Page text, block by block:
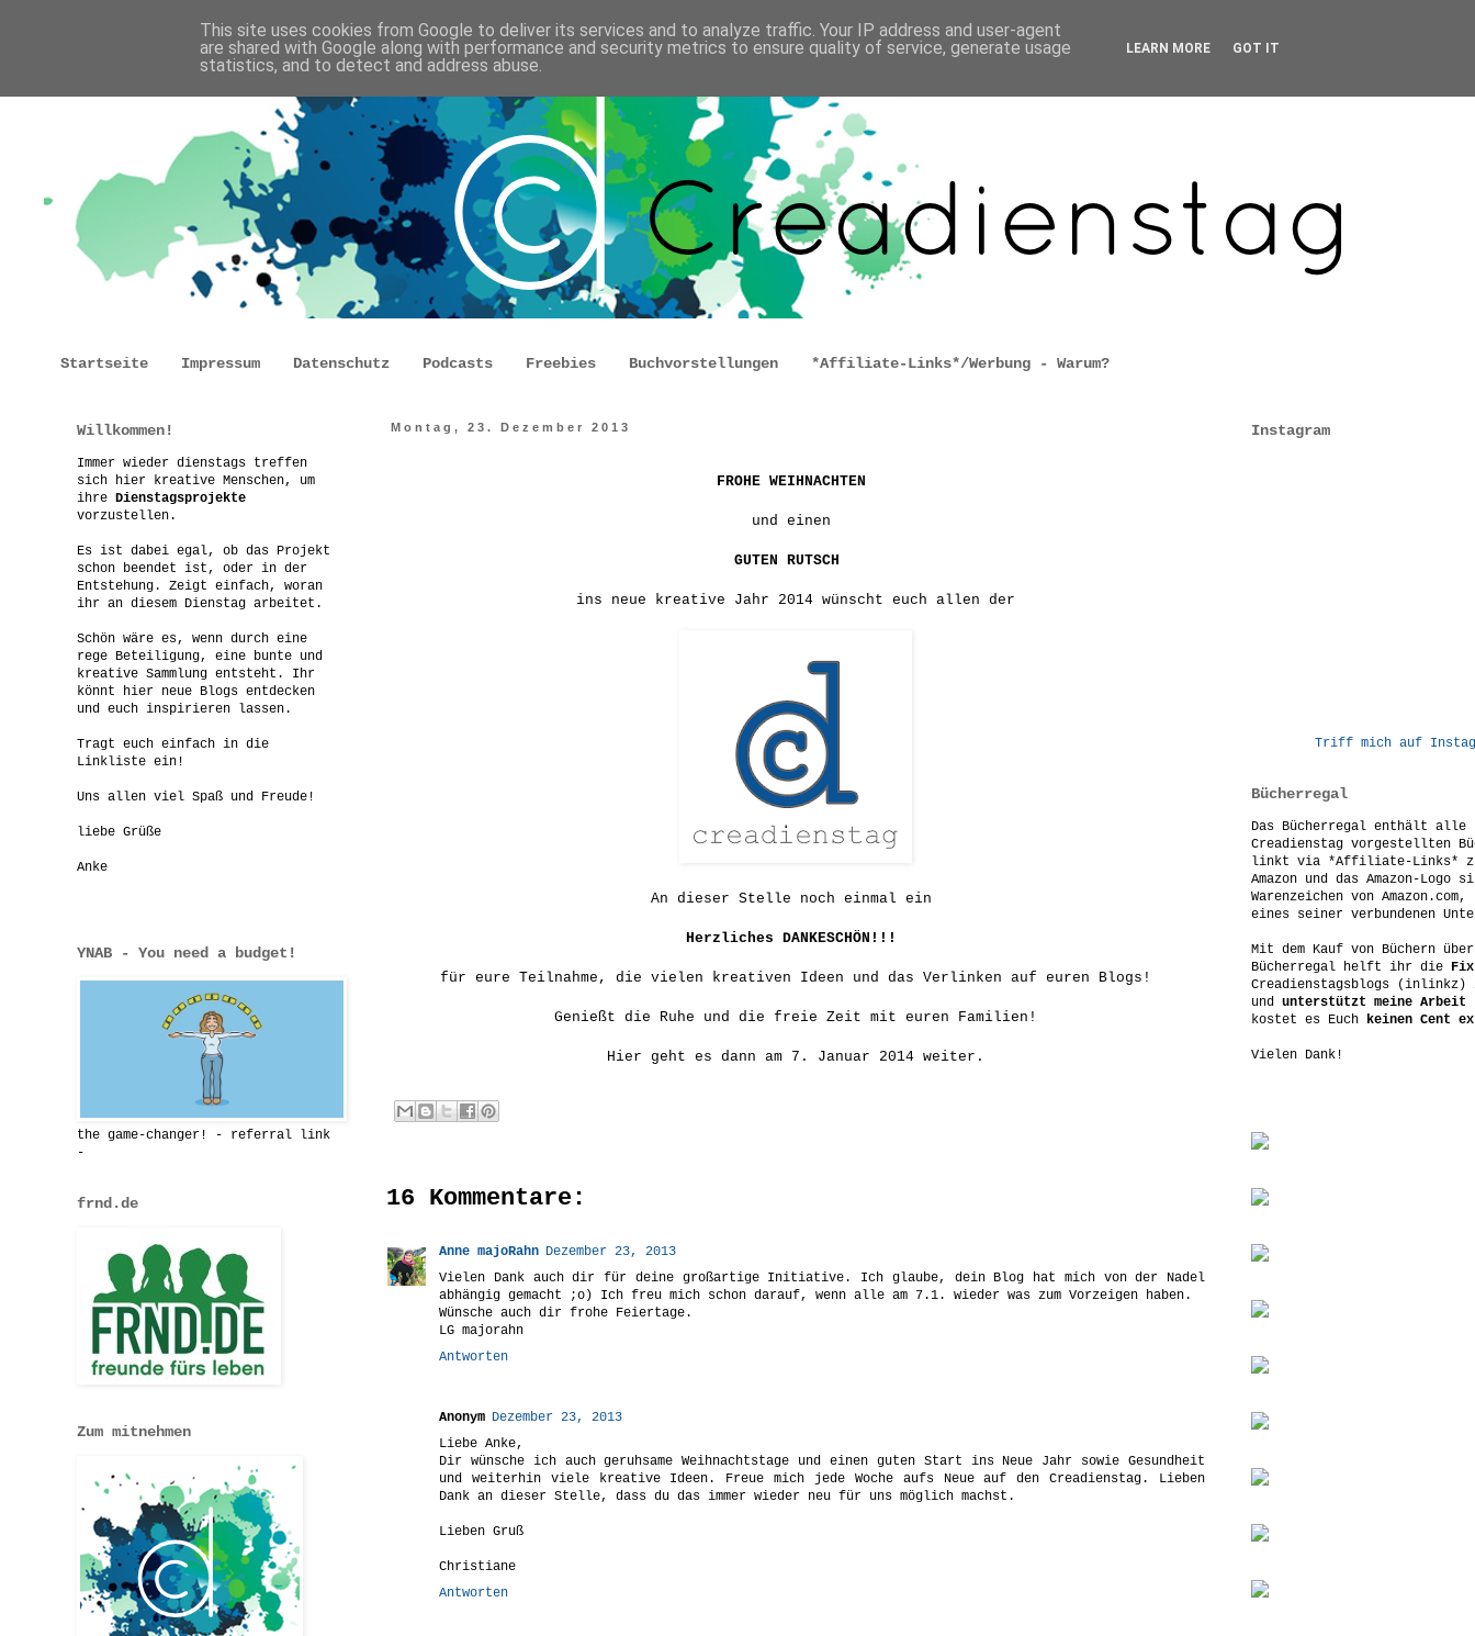
Startseite Impressum Datenschutz Podcasts Freebies Buchvorstellungen *Affiliate-Links*/Werbung - Warum?
Montag, 23. Dezember 2013
FROHE WEIHNACHTEN
und einen
GUTEN RUTSCH
ins neue kreative Jahr 2014 wünscht euch allen der
An dieser Stelle noch einmal ein
Herzliches DANKESCHÖN!!!
für eure Teilnahme, die vielen kreativen Ideen und das Verlinken auf euren Blogs!
Genießt die Ruhe und die freie Zeit mit euren Familien!
Hier geht es dann am 7. Januar 2014 weiter.
16 Kommentare:
Anne majoRahn Dezember 23, 2013
Vielen Dank auch dir für deine großartige Initiative. Ich glaube, dein Blog hat mich von der Nadel
abhängig gemacht ;o) Ich freu mich schon darauf, wenn alle am 7.1. wieder was zum Vorzeigen haben.
Wünsche auch dir frohe Feiertage.
LG majorahn
Antworten
Anonym Dezember 23, 2013
Liebe Anke,
Dir wünsche ich auch geruhsame Weihnachtstage und einen guten Start ins Neue Jahr sowie Gesundheit
und weiterhin viele kreative Ideen. Freue mich jede Woche aufs Neue auf den Creadienstag. Lieben
Dank an dieser Stelle, dass du das immer wieder neu für uns möglich machst.
Lieben Gruß
Christiane
Antworten
Willkommen!
Immer wieder dienstags treffen
sich hier kreative Menschen, um
ihre Dienstagsprojekte
vorzustellen.
Es ist dabei egal, ob das Projekt
schon beendet ist, oder in der
Entstehung. Zeigt einfach, woran
ihr an diesem Dienstag arbeitet.
Schön wäre es, wenn durch eine
rege Beteiligung, eine bunte und
kreative Sammlung entsteht. Ihr
könnt hier neue Blogs entdecken
und euch inspirieren lassen.
Tragt euch einfach in die
Linkliste ein!
Uns allen viel Spaß und Freude!
liebe Grüße
Anke
YNAB - You need a budget!
the game-changer! - referral link
-
frnd.de
Zum mitnehmen
Instagram
Triff mich auf
Bücherregal
Das Bücherregal enthält alle
Creadienstag vorgestellten
linkt via *Affiliate-Links* zu
Amazon und das Amazon-Logo
Warenzeichen von
eines seiner verbundenen
Mit dem Kauf von Büchern
Bücherregal helft ihr die
Creadienstagsblogs (inlinkz)
und unterstützt meine Arbeit
kostet es Euch keinen Cent
Vielen Dank!
This site uses cookies from Google to deliver its services and to analyze traffic. Your IP address and user-agent
are shared with Google along with performance and security metrics to ensure quality of service, generate usage
statistics, and to detect and address abuse.
LEARN MORE GOT IT